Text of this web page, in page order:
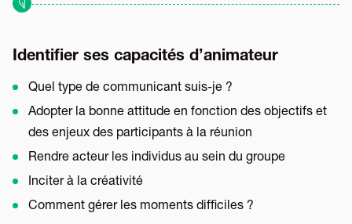
Identifier ses capacités d’animateur
Quel type de communicant suis-je ?
Adopter la bonne attitude en fonction des objectifs et
des enjeux des participants à la réunion
Rendre acteur les individus au sein du groupe
Inciter à la créativité
Comment gérer les moments difficiles ?